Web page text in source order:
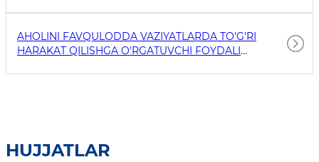
AHOLINI FAVQULODDA VAZIYATLARDA TO'G'RI
HARAKAT QILISHGA O'RGATUVCHI FOYDALI
HUJJATLAR